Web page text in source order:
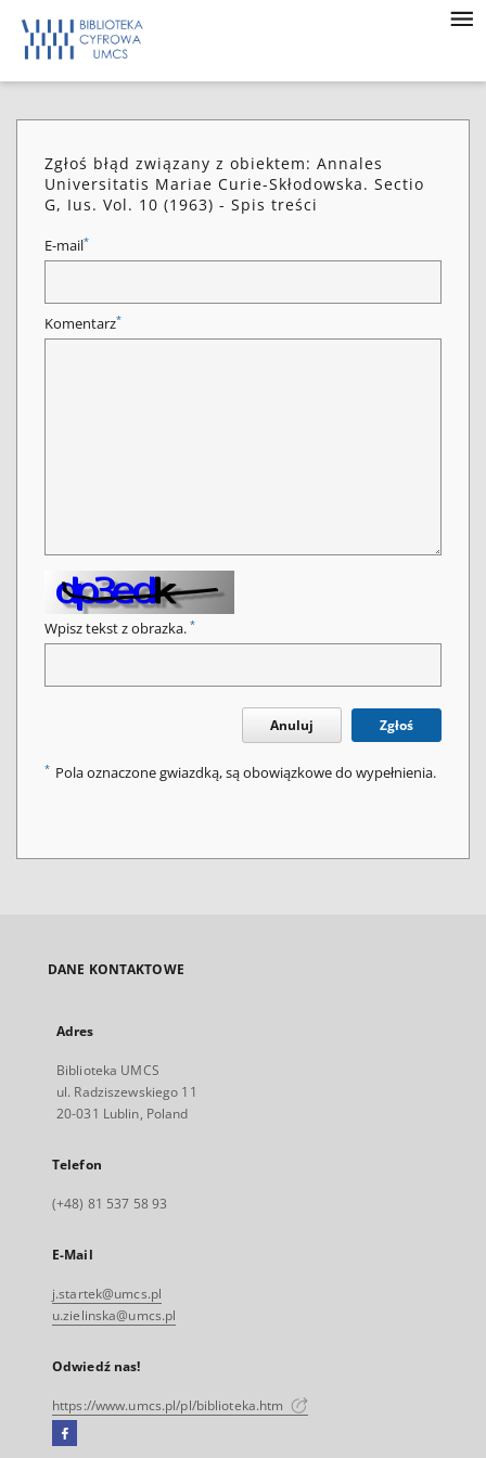
Zgłoś błąd związany z obiektem: Annales
Universitatis Mariae Curie-Skłodowska. Sectio
G, Ius. Vol. 10 (1963) - Spis treści
E-mail*
Komentarz*
Wpisz tekst z obrazka. *
Anuluj Zgłoś
* Pola oznaczone gwiazdką, są obowiązkowe do wypełnienia.
DANE KONTAKTOWE
Adres
Biblioteka UMCS
ul. Radziszewskiego 11
20-031 Lublin, Poland
Telefon
(+48) 81 537 58 93
E-Mail
j.startek@umcs.pl
u.zielinska@umcs.pl
Odwiedź nas!
https://www.umcs.pl/pl/biblioteka.htm
Facebook